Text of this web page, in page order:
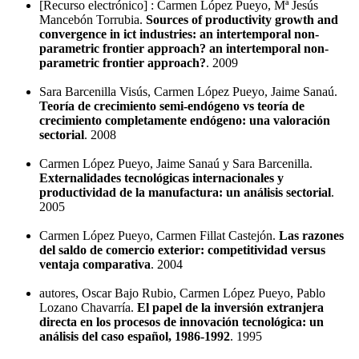
[Recurso electrónico] : Carmen López Pueyo, Mª Jesús
Mancebón Torrubia. Sources of productivity growth and
convergence in ict industries: an intertemporal non-
parametric frontier approach? an intertemporal non-
parametric frontier approach?. 2009
Sara Barcenilla Visús, Carmen López Pueyo, Jaime Sanaú.
Teoría de crecimiento semi-endógeno vs teoría de
crecimiento completamente endógeno: una valoración
sectorial. 2008
Carmen López Pueyo, Jaime Sanaú y Sara Barcenilla.
Externalidades tecnológicas internacionales y
productividad de la manufactura: un análisis sectorial.
2005
Carmen López Pueyo, Carmen Fillat Castejón. Las razones
del saldo de comercio exterior: competitividad versus
ventaja comparativa. 2004
autores, Oscar Bajo Rubio, Carmen López Pueyo, Pablo
Lozano Chavarría. El papel de la inversión extranjera
directa en los procesos de innovación tecnológica: un
análisis del caso español, 1986-1992. 1995